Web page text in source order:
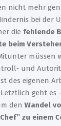
nicht mehr
bei der
die fehlende
beim
müssen
und
des eigenen
geht es
den Wandel
zu einem